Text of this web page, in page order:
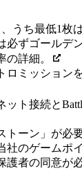
うち最低1枚
必ずゴールデ
の詳細。
ロミッション
ット接続と
ーン」が必要
社のゲームポ
者の同意が